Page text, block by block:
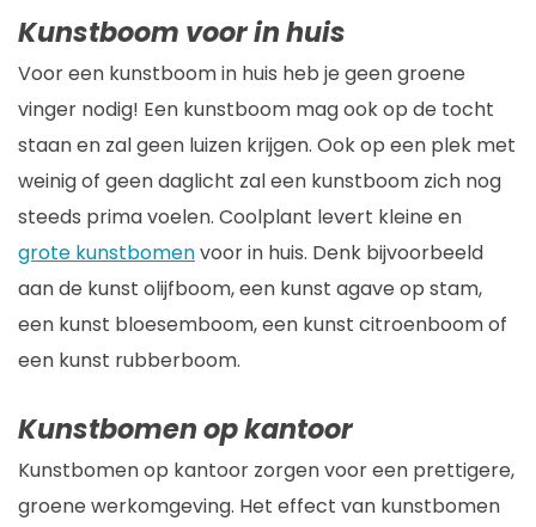
Kunstboom voor in huis
Voor een kunstboom in huis heb je geen groene
vinger nodig! Een kunstboom mag ook op de tocht
staan en zal geen luizen krijgen. Ook op een plek met
weinig of geen daglicht zal een kunstboom zich nog
steeds prima voelen. Coolplant levert kleine en
grote kunstbomenvoor in huis. Denk bijvoorbeeld
aan de kunst olijfboom, een kunst agave op stam,
een kunst bloesemboom, een kunst citroenboom of
een kunst rubberboom.
Kunstbomen op kantoor
Kunstbomen op kantoor zorgen voor een prettigere,
groene werkomgeving. Het effect van kunstbomen